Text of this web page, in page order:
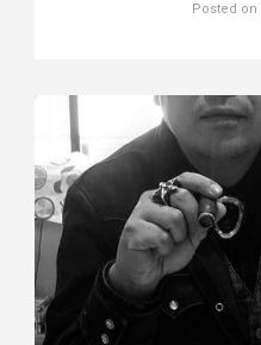
Posted on